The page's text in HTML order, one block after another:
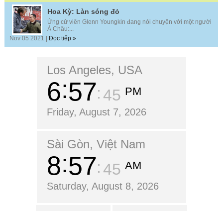
Hoa Kỳ: Làn sóng đỏ
Ứng cử viên Glenn Youngkin đang nói chuyện với một người
Á Châu:...
Nov 05 2021 | Đọc tiếp »
Los Angeles, USA
6 57 46 PM
Friday, August 7, 2026
Sài Gòn, Việt Nam
8 57 46 AM
Saturday, August 8, 2026